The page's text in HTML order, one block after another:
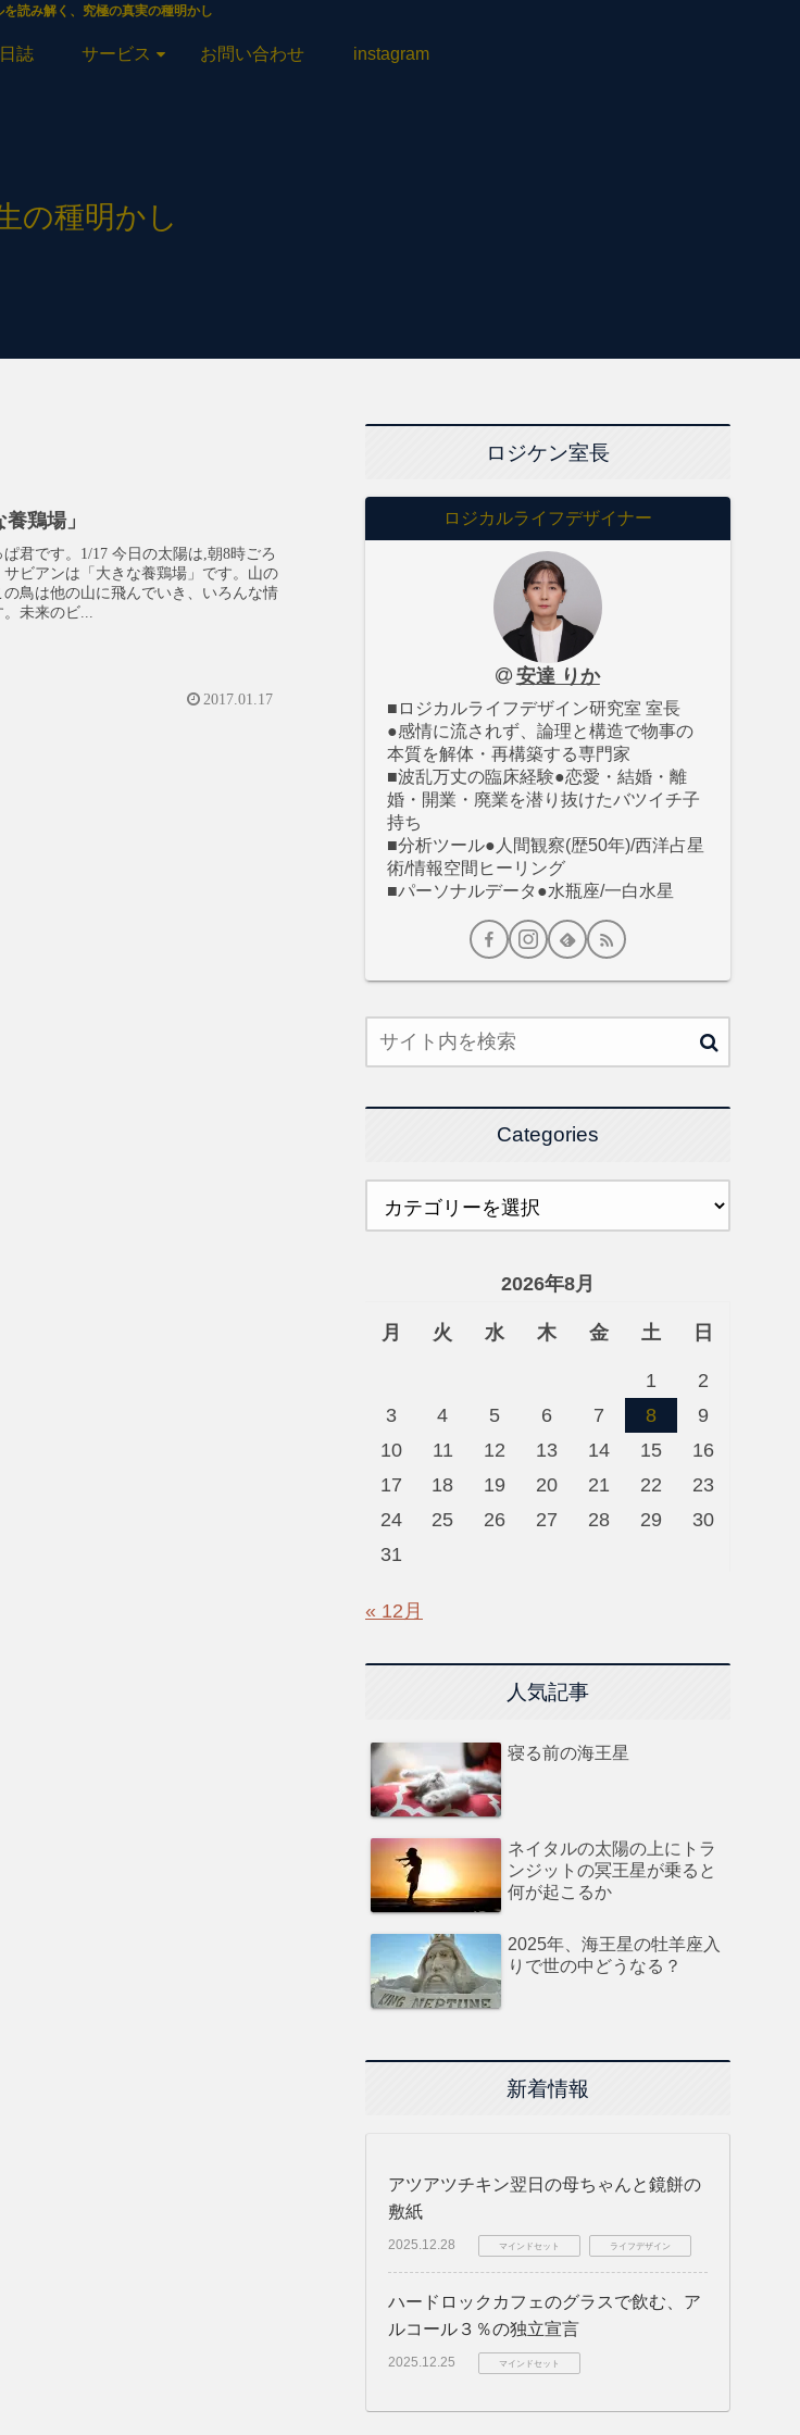
の種明かし
を読み解く、究極の真実の種明かし
誌 サービス お問い合わせ instagram
鶏場」
君です。1/17 今日の太陽は,朝8時ごろ
ビアンは「大きな養鶏場」です。山の
鳥は他の山に飛んでいき、いろんな情
未来のビ...
2017.01.17
ロジケン室長
ロジカルライフデザイナー
安達 りか
■ロジカルライフデザイン研究室 室長
●感情に流されず、論理と構造で物事の
本質を解体・再構築する専門家
■波乱万丈の臨床経験●恋愛・結婚・離
婚・開業・廃業を潜り抜けたバツイチ子
持ち
■分析ツール●人間観察(歴50年)/西洋占星
術/情報空間ヒーリング
■パーソナルデータ●水瓶座/一白水星
Categories
2026年8月
月 火 水 木 金 土 日
1
2
3
4 5 6 7 8
9
10
11 12 13 14 15
16
17
18 19 20 21 22
23
24
25 26 27 28 29
30
31
« 12月
人気記事
寝る前の海王星
ネイタルの太陽の上にトラ
ンジットの冥王星が乗ると
何が起こるか
2025年、海王星の牡羊座入
りで世の中どうなる？
新着情報
アツアツチキン翌日の母ちゃんと鏡餅の
敷紙
2025.12.28 マインドセット ライフデザイン
ハードロックカフェのグラスで飲む、ア
ルコール３％の独立宣言
2025.12.25 マインドセット